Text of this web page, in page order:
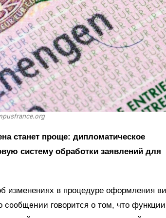
станет проще: дипломатическое
систему обработки заявлений для
изменениях в процедуре оформления
сообщении говорится о том, что